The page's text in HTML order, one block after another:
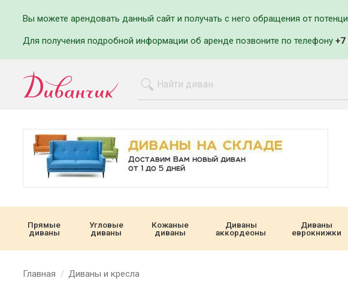
Вы можете арендовать данный сайт и получать с него обращения от
Для получения подробной информации об аренде позвоните по телефону
Прямые
диваны
Угловые
диваны
Кожаные
диваны
Диваны
аккордеоны
Диваны
еврокнижки
Главная Диваны и кресла